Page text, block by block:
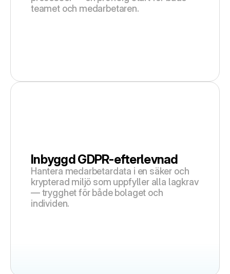
Inbyggd GDPR-efterlevnad
Hantera medarbetardata i en säker och
krypterad miljö som uppfyller alla lagkrav
— trygghet för både bolaget och
individen.
teamet och medarbetaren.